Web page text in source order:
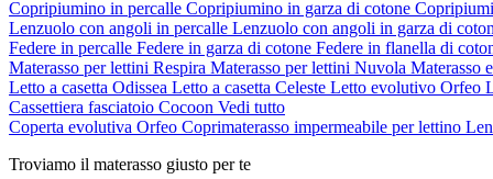
Copripiumino in percalle Copripiumino in garza di cotone
Lenzuolo con angoli in percalle Lenzuolo con angoli in garza di
Federe in percalle Federe in garza di cotone Federe in flanella di
Materasso per lettini Respira Materasso per lettini Nuvola Materasso
Letto a casetta Odissea Letto a casetta Celeste Letto evolutivo Orfeo
Cassettiera fasciatoio Cocoon Vedi tutto
Coperta evolutiva Orfeo Coprimaterasso impermeabile per lettino
Troviamo il materasso giusto per te